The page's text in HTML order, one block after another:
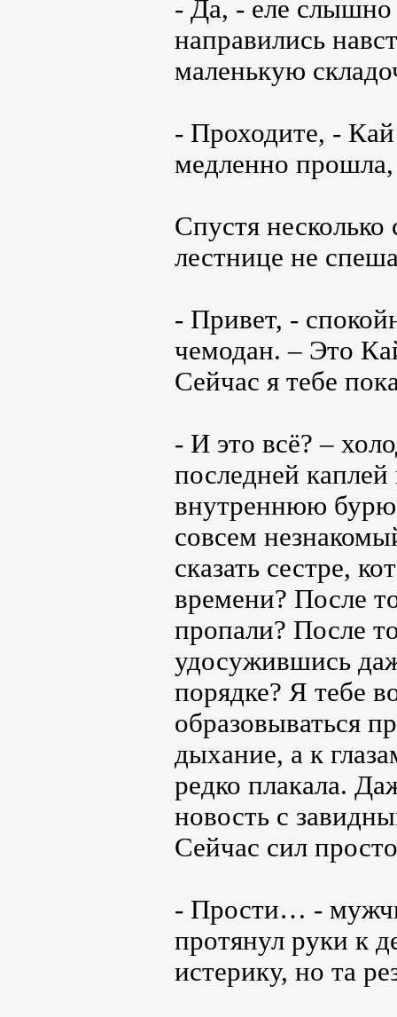
- Да, - еле слышно
направились
маленькую
- Проходите, -
медленно
Спустя
лестнице не
- Привет, -
чемодан. – Это
Сейчас я тебе
- И это всё? –
последней
внутреннюю
совсем
сказать сестре,
времени? После
пропали? После
удосужившись
порядке? Я тебе
образовываться
дыхание, а к
редко плакала.
новость с
Сейчас сил
- Прости… -
протянул руки к
истерику, но та